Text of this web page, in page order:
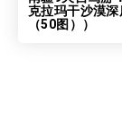
克拉玛干沙漠
（50图））